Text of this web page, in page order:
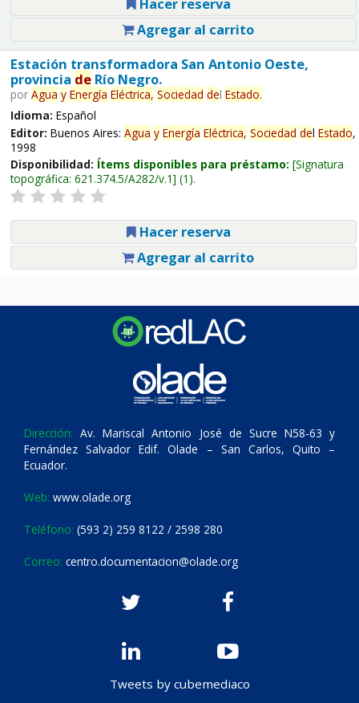
Agregar al carrito
Estación transformadora San Antonio Oeste,
provincia deRío Negro.
por Agua y Energía Eléctrica, Sociedad del Estado.
Idioma: Español
Editor: Buenos Aires: Agua y Energía Eléctrica, Sociedad del Estado,
1998
Disponibilidad: Ítems disponibles para préstamo: Signatura
topográfica: 621.374.5/A282/v.1 (1).
Hacer reserva
Agregar al carrito
Dirección: Av. Mariscal Antonio José de Sucre N58-63 y
Fernández Salvador Edif. Olade – San Carlos, Quito –
Ecuador.
Web: www.olade.org
Teléfono: (593 2) 259 8122 / 2598 280
Correo: centro.documentacion@olade.org
Tweets by cubemediaco